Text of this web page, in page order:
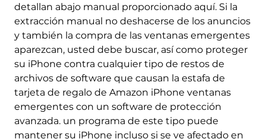
detallan abajo manual proporcionado aquí. Si la
extracción manual no deshacerse de los anuncios
y también la compra de las ventanas emergentes
aparezcan, usted debe buscar, así como proteger
su iPhone contra cualquier tipo de restos de
archivos de software que causan la estafa de
tarjeta de regalo de Amazon iPhone ventanas
emergentes con un software de protección
avanzada. un programa de este tipo puede
mantener su iPhone incluso si se ve afectado en